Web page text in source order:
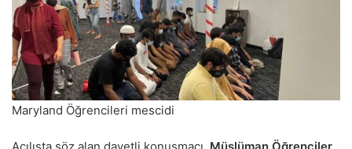
Maryland Öğrencileri mescidi
Açılışta söz alan davetli konuşmacı, Müslüman Öğrenciler